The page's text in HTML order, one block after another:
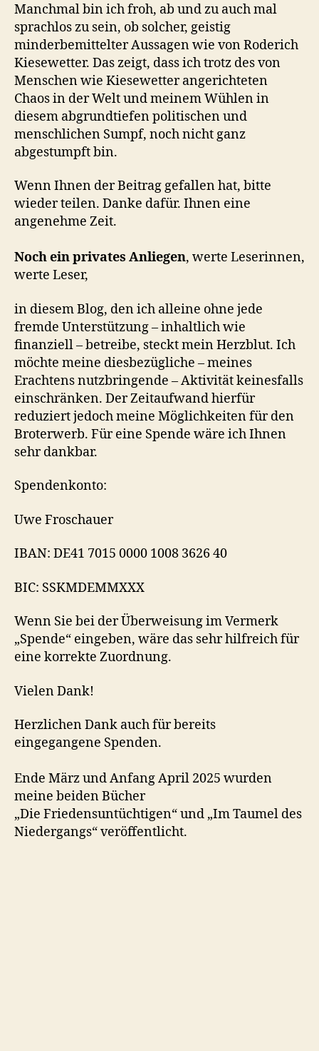
Manchmal bin ich froh, ab und zu auch mal
sprachlos zu sein, ob solcher, geistig
minderbemittelter Aussagen wie von Roderich
Kiesewetter. Das zeigt, dass ich trotz des von
Menschen wie Kiesewetter angerichteten
Chaos in der Welt und meinem Wühlen in
diesem abgrundtiefen politischen und
menschlichen Sumpf, noch nicht ganz
abgestumpft bin.
Wenn Ihnen der Beitrag gefallen hat, bitte
wieder teilen. Danke dafür. Ihnen eine
angenehme Zeit.
Noch ein privates Anliegen, werte Leserinnen,
werte Leser,
in diesem Blog, den ich alleine ohne jede
fremde Unterstützung – inhaltlich wie
finanziell – betreibe, steckt mein Herzblut. Ich
möchte meine diesbezügliche – meines
Erachtens nutzbringende – Aktivität keinesfalls
einschränken. Der Zeitaufwand hierfür
reduziert jedoch meine Möglichkeiten für den
Broterwerb. Für eine Spende wäre ich Ihnen
sehr dankbar.
Spendenkonto:
Uwe Froschauer
IBAN: DE41 7015 0000 1008 3626 40
BIC: SSKMDEMMXXX
Wenn Sie bei der Überweisung im Vermerk
„Spende“ eingeben, wäre das sehr hilfreich für
eine korrekte Zuordnung.
Vielen Dank!
Herzlichen Dank auch für bereits
eingegangene Spenden.
Ende März und Anfang April 2025 wurden
meine beiden Bücher
„Die Friedensuntüchtigen“ und „Im Taumel des
Niedergangs“ veröffentlicht.